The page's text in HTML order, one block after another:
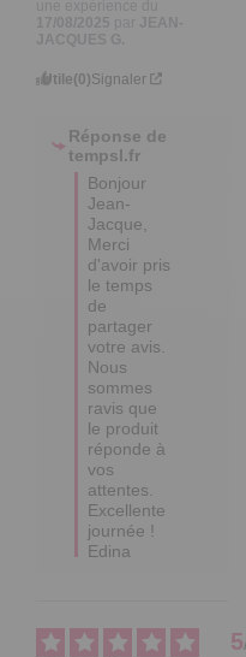
JACQUES G.
Utile(0)Signaler
Réponse de
tempsl.fr
Bonjour
Jean-
Jacque,
Merci
d'avoir pris
le temps
de
partager
votre avis.
Nous
sommes
ravis que
le produit
réponde à
vos
attentes.
Excellente
journée !
Edina
5